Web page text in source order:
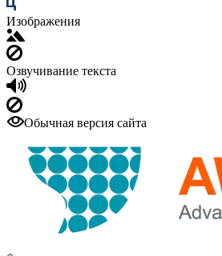
Изображения
Озвучивание текста
Обычная версия сайта